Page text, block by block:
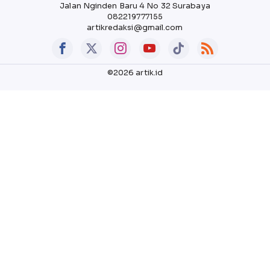
Jalan Nginden Baru 4 No 32 Surabaya
082219777155
artikredaksi@gmail.com
©2026 artik.id